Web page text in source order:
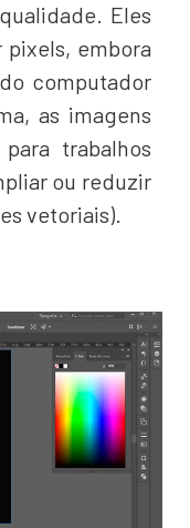
Eles
pixels, embora
computador
as imagens
trabalhos
ou reduzir
vetoriais).